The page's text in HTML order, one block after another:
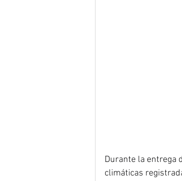
Durante la entrega
climáticas